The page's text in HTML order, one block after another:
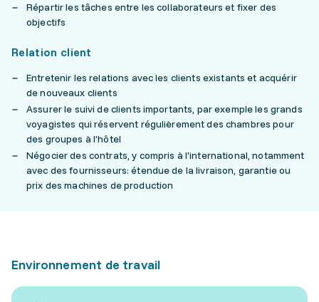
Répartir les tâches entre les collaborateurs et fixer des
objectifs
Relation client
Entretenir les relations avec les clients existants et acquérir
de nouveaux clients
Assurer le suivi de clients importants, par exemple les grands
voyagistes qui réservent régulièrement des chambres pour
des groupes à l’hôtel
Négocier des contrats, y compris à l'international, notamment
avec des fournisseurs: étendue de la livraison, garantie ou
prix des machines de production
Environnement de travail